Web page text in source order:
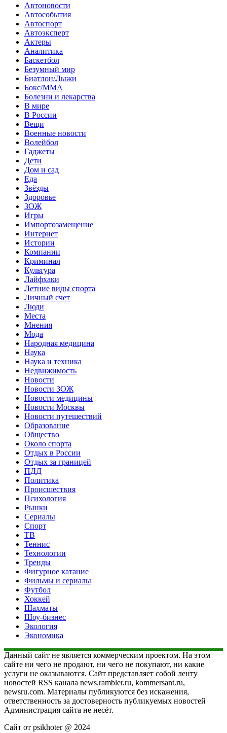
Автоновости
Автособытия
Автоспорт
Автоэксперт
Актеры
Аналитика
Баскетбол
Безумный мир
Биатлон/Лыжи
Бокс/MMA
Болезни и лекарства
В мире
В России
Вещи
Военные новости
Волейбол
Гаджеты
Дети
Дом и сад
Еда
Звёзды
Здоровье
ЗОЖ
Игры
Импортозамещение
Интернет
Истории
Компании
Криминал
Культура
Лайфхаки
Летние виды спорта
Личный счет
Люди
Места
Мнения
Мода
Народная медицина
Наука
Наука и техника
Недвижимость
Новости
Новости ЗОЖ
Новости медицины
Новости Москвы
Новости путешествий
Образование
Общество
Около спорта
Отдых в России
Отдых за границей
ПДД
Политика
Происшествия
Психология
Рынки
Сериалы
Спорт
ТВ
Теннис
Технологии
Тренды
Фигурное катание
Фильмы и сериалы
Футбол
Хоккей
Шахматы
Шоу-бизнес
Экология
Экономика
Данный сайт не является коммерческим проектом. На этом
сайте ни чего не продают, ни чего не покупают, ни какие
услуги не оказываются. Сайт представляет собой ленту
новостей RSS канала news.rambler.ru, kommersant.ru,
newsru.com. Материалы публикуются без искажения,
ответственность за достоверность публикуемых новостей
Администрация сайта не несёт.
Сайт от psikhoter @ 2024